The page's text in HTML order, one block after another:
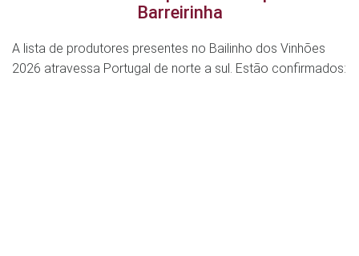
Barreirinha
A lista de produtores presentes no Bailinho dos Vinhões
2026 atravessa Portugal de norte a sul. Estão confirmados: